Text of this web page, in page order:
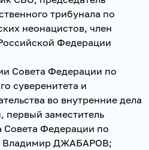
трибунала по
неонацистов, член
Федерации
Совета Федерации по
суверенитета и
во внутренние дела
первый заместитель
Совета Федерации по
Владимир ДЖАБАРОВ;